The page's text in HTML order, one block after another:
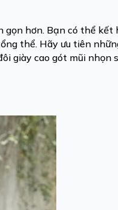
hơn. Bạn có thể kết
thể. Hãy ưu tiên
giày cao gót mũi nhọn